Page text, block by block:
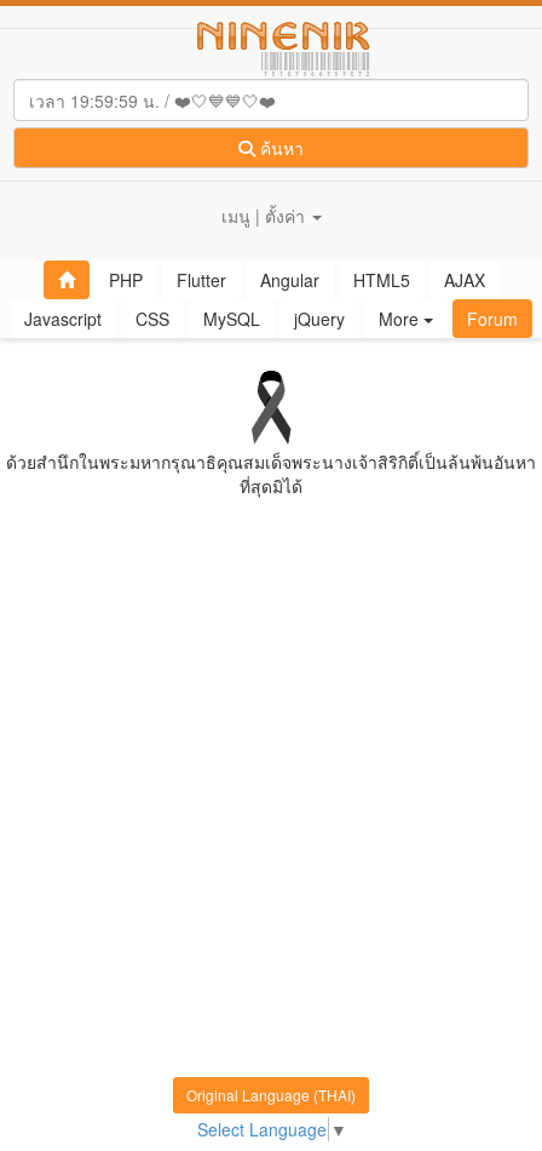
ค้นหา
เมนู | ตั้งค่า
PHP Flutter Angular HTML5
AJAX
Javascript
CSS MySQL jQuery More Forum
ด้วยสํานึกในพระมหากรุณาธิคุณสมเด็จพระนางเจ้าสิริกิติ์เป็นล้นพ้นอันหา
ที่สุดมิได้
Original Language (THAI)
Select Language ▼